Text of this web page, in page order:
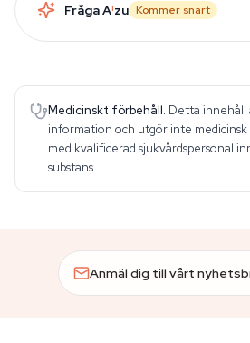
Fråga Aizu Kommer snart
Medicinskt förbehåll. Detta innehåll
information och utgör inte medicinsk
med kvalificerad sjukvårdspersonal
substans.
Anmäl dig till vårt